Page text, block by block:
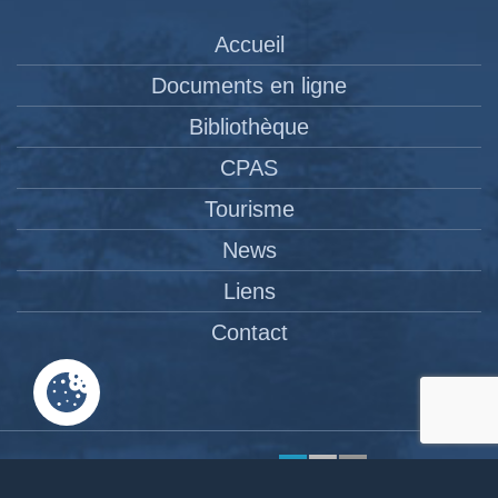
Accueil
Documents en ligne
Bibliothèque
CPAS
Tourisme
News
Liens
Contact